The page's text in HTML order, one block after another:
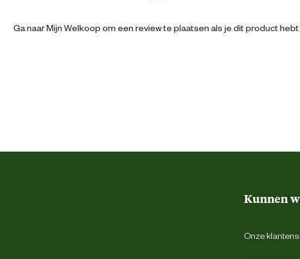
Ga naar Mijn Welkoop om een review te plaatsen als je dit product hebt
Kunnen
Onze